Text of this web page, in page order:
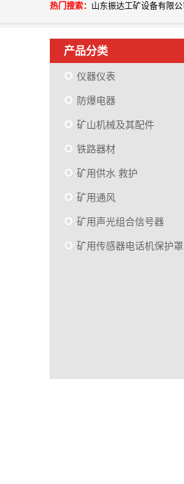
热门搜索：
产品分类
仪器仪表
防爆电器
矿山机械及其配件
铁路器材
矿用供水 救护
矿用通风
矿用声光组合信号器
矿用传感器电话机保护罩